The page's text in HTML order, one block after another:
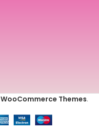
WooCommerce Themes.